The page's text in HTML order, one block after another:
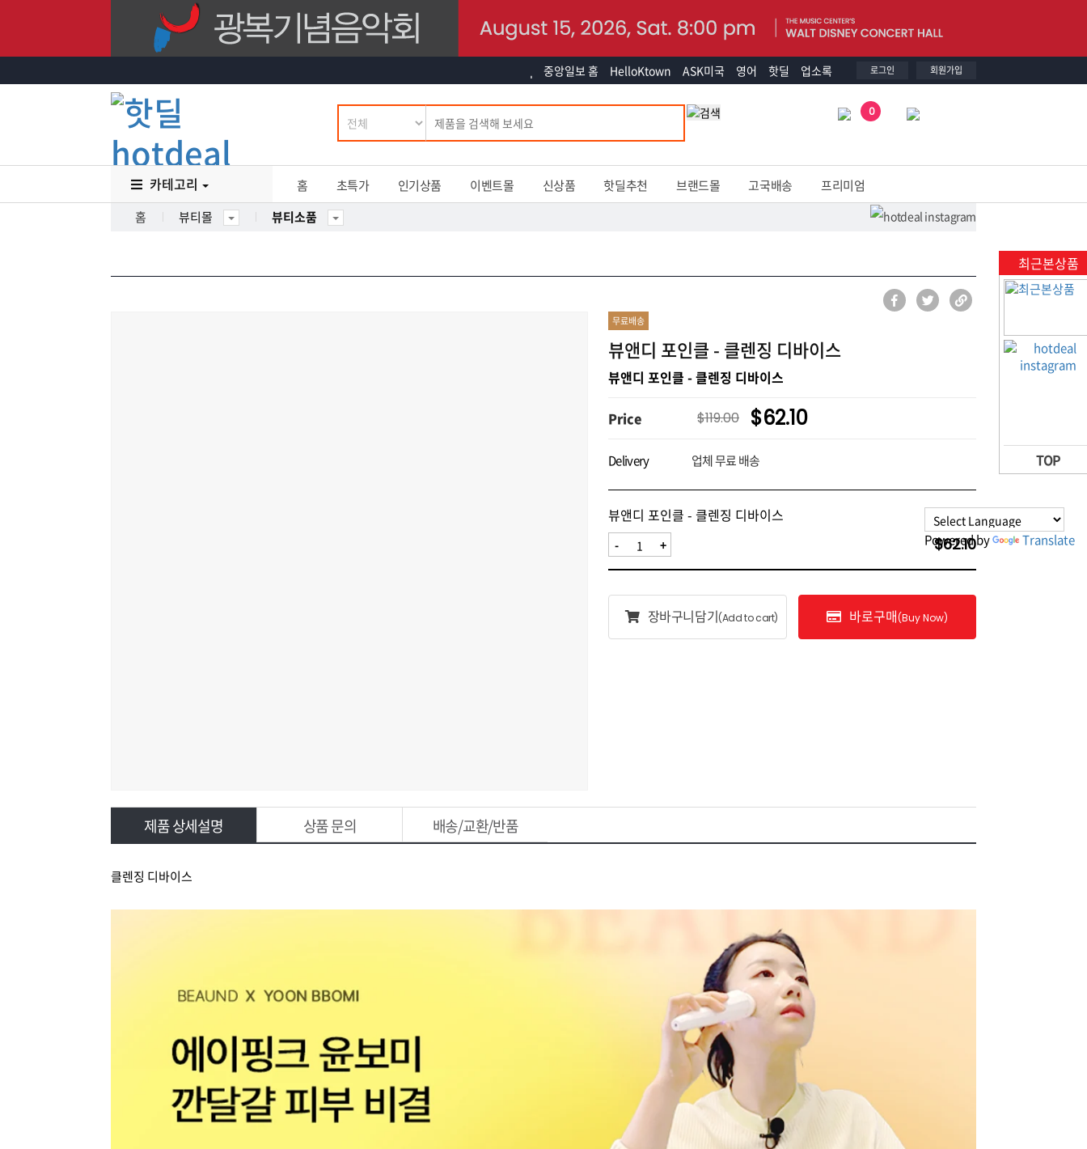
중앙일보 홈 HelloKtown ASK미국 영어 핫딜 업소록 로그인 회원가입
Powered by Translate
0
카테고리 홈 초특가 인기상품 이벤트몰 신상품 핫딜추천 브랜드몰 고국배송
프리미엄
홈
뷰티몰 뷰티소품
무료배송
뷰앤디 포인클 - 클렌징 디바이스
뷰앤디 포인클 - 클렌징 디바이스
Price $119.00 $62.10
Delivery 업체 무료 배송
뷰앤디 포인클 - 클렌징 디바이스
- + $62.10
장바구니담기(Add to cart) 바로구매(Buy Now)
제품 상세설명 상품 문의 배송/교환/반품
클렌징 디바이스
최근본상품
TOP